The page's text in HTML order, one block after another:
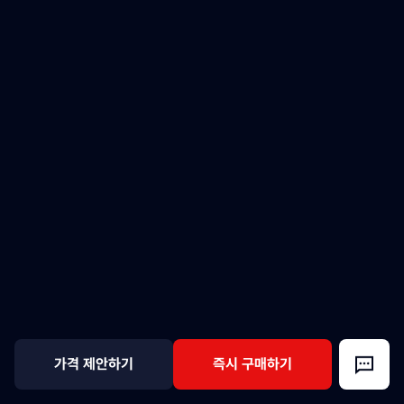
가격 제안하기 즉시 구매하기